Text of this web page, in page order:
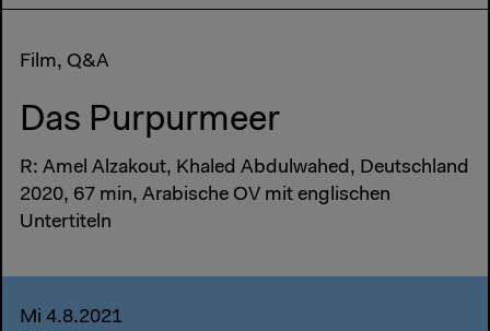
Film, Q&A
Das Purpurmeer
R: Amel Alzakout, Khaled Abdulwahed, Deutschland
2020, 67 min, Arabische OV mit englischen
Untertiteln
Mi 4.8.2021